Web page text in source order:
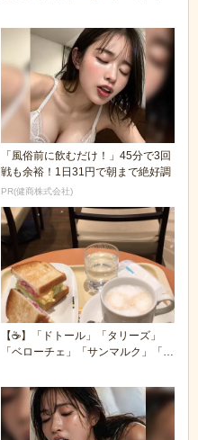
「風俗前に飲むだけ！」45分で3回
戦も余裕！1日31円で朝まで絶好調
PR(健商株式会社)
【☕】「ドトール」「タリーズ」
「ベローチェ」「サンマルク」「エ